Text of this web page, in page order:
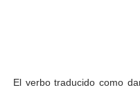
El verbo traducido como